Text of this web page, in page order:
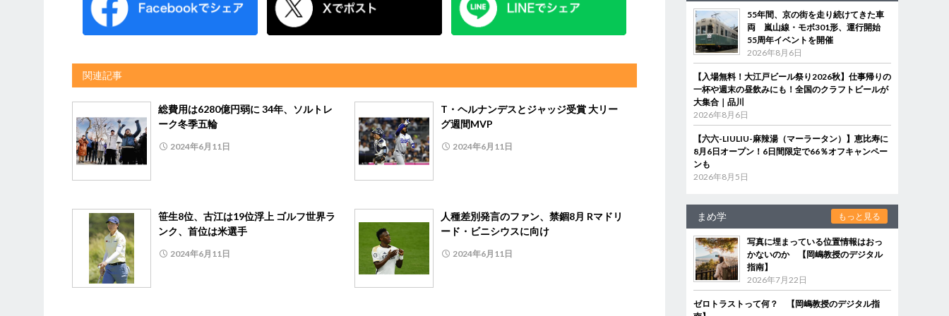
関連記事
総費用は6280億円弱に 34年、ソルトレ
ーク冬季五輪
2024年6月11日
T・ヘルナンデスとジャッジ受賞 大リー
グ週間MVP
2024年6月11日
笹生8位、古江は19位浮上 ゴルフ世界ラ
ンク、首位は米選手
2024年6月11日
人種差別発言のファン、禁錮8月 Rマドリ
ード・ビニシウスに向け
2024年6月11日
55年間、京の街を走り続けてきた車
両 嵐山線・モボ301形、運行開始
55周年イベントを開催
2026年8月6日
【入場無料！大江戸ビール祭り2026秋】仕事帰りの
一杯や週末の昼飲みにも！全国のクラフトビールが
大集合｜品川
2026年8月6日
【六六-LIULIU-麻辣湯（マーラータン）】恵比寿に
8月6日オープン！6日間限定で66％オフキャンペー
ンも
2026年8月5日
まめ学 もっと見る
写真に埋まっている位置情報はおっ
かないのか 【岡嶋教授のデジタル
指南】
2026年7月22日
ゼロトラストって何？ 【岡嶋教授のデジタル指